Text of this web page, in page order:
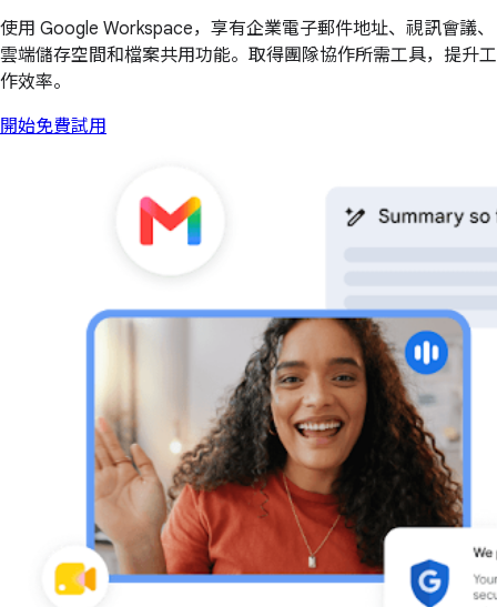
使用 Google Workspace，享有企業電子郵件地址、視訊會議、
雲端儲存空間和檔案共用功能。取得團隊協作所需工具，提升工
作效率。
開始免費試用